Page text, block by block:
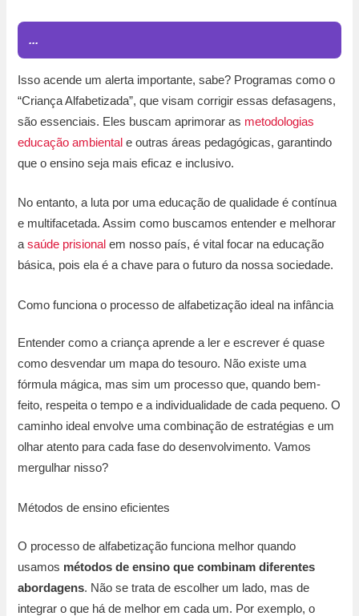
...
Isso acende um alerta importante, sabe? Programas como o
“Criança Alfabetizada”, que visam corrigir essas defasagens,
são essenciais. Eles buscam aprimorar as metodologias
educação ambiental e outras áreas pedagógicas, garantindo
que o ensino seja mais eficaz e inclusivo.
No entanto, a luta por uma educação de qualidade é contínua
e multifacetada. Assim como buscamos entender e melhorar
asaúde prisional em nosso país, é vital focar na educação
básica, pois ela é a chave para o futuro da nossa sociedade.
Como funciona o processo de alfabetização ideal na infância
Entender como a criança aprende a ler e escrever é quase
como desvendar um mapa do tesouro. Não existe uma
fórmula mágica, mas sim um processo que, quando bem-
feito, respeita o tempo e a individualidade de cada pequeno. O
caminho ideal envolve uma combinação de estratégias e um
olhar atento para cada fase do desenvolvimento. Vamos
mergulhar nisso?
Métodos de ensino eficientes
O processo de alfabetização funciona melhor quando
usamos métodos de ensino que combinam diferentes
abordagens. Não se trata de escolher um lado, mas de
integrar o que há de melhor em cada um. Por exemplo, o